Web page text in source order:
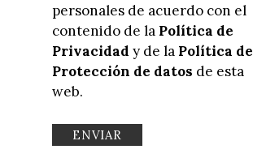
personales de acuerdo con el
contenido de la Política de
Privacidad y de la Política de
Protección de datos de esta
web.